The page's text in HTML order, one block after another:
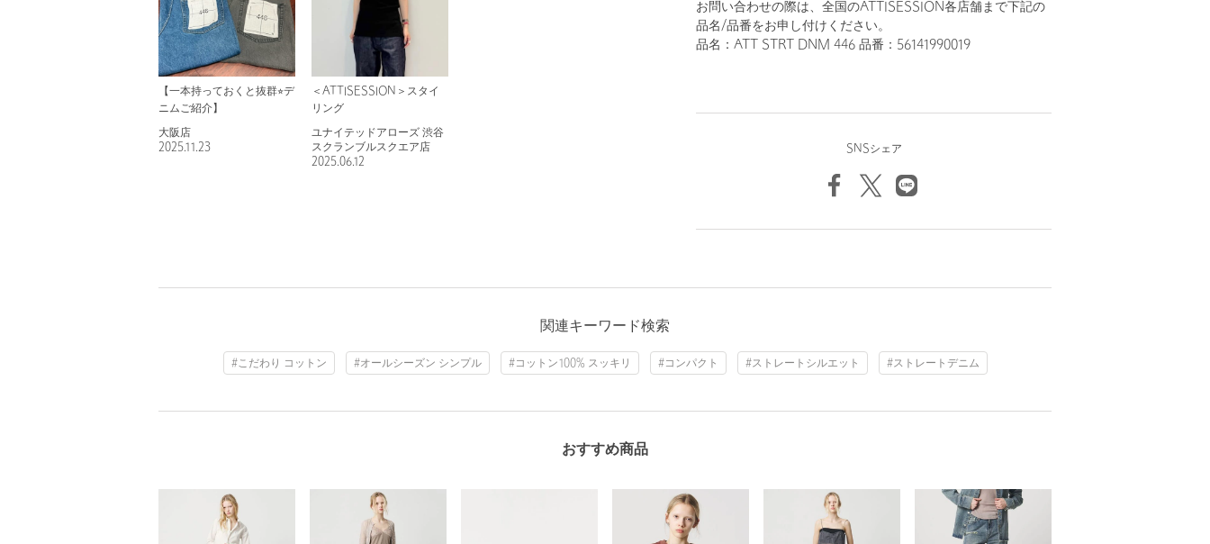
お問い合わせの際は、全国のATTISESSION各店舗まで下記の
品名/品番をお申し付けください。
品名：ATT STRT DNM 446 品番：56141990019
SNSシェア
【一本持っておくと抜群⭐︎デ
ニムご紹介】
大阪店
2025.11.23
＜ATTISESSION＞スタイ
リング
ユナイテッドアローズ 渋谷
スクランブルスクエア店
2025.06.12
関連キーワード検索
#こだわり コットン #オールシーズン シンプル #コットン100% スッキリ #コンパクト #ストレートシルエット #ストレートデニム
おすすめ商品